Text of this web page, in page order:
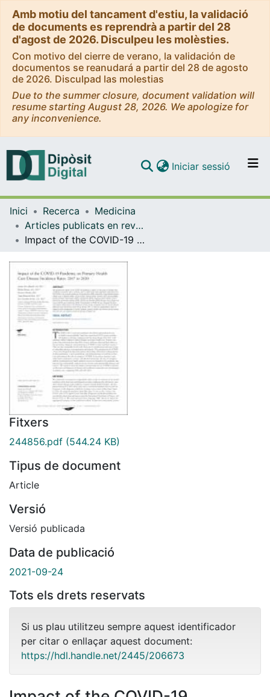
Amb motiu del tancament d'estiu, la validació
de documents es reprendrà a partir del 28
d'agost de 2026. Disculpeu les molèsties.
Con motivo del cierre de verano, la validación de
documentos se reanudará a partir del 28 de agosto
de 2026. Disculpad las molestias
Due to the summer closure, document validation will
resume starting August 28, 2026. We apologize for
any inconvenience.
Navega per tot el DD
Com publicar
Contacte
Iniciar sessió (current)
Inici Recerca
Medicina
Articles publicats en revistes (Medicina)
Impact of the COVID-19 Pandemic on Primary Health Care Disease Incidence Rates: 2017 to 2020
Fitxers
244856.pdf (544.24 KB)
Tipus de document
Article
Versió
Versió publicada
Data de publicació
2021-09-24
Tots els drets reservats
Si us plau utilitzeu sempre aquest identificador
per citar o enllaçar aquest document:
https://hdl.handle.net/2445/206673